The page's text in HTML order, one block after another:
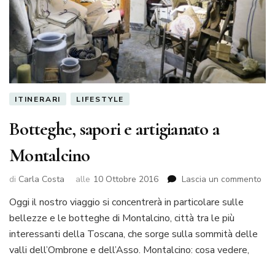
ITINERARI LIFESTYLE
Botteghe, sapori e artigianato a
Montalcino
di Carla Costa alle 10 Ottobre 2016 Lascia un commento
Oggi il nostro viaggio si concentrerà in particolare sulle
bellezze e le botteghe di Montalcino, città tra le più
interessanti della Toscana, che sorge sulla sommità delle
valli dell’Ombrone e dell’Asso. Montalcino: cosa vedere,